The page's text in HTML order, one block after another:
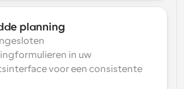
planning
in uw
voor een consistente